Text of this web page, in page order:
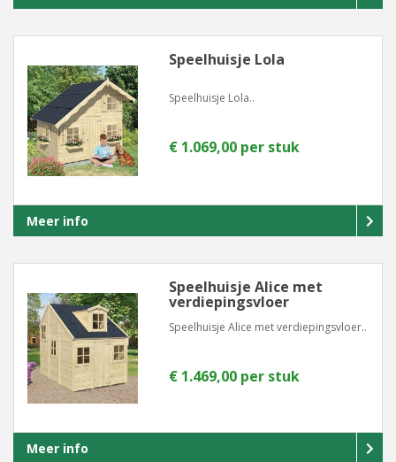
Speelhuisje Lola
Speelhuisje Lola..
€ 1.069,00 per stuk
Meer info
Speelhuisje Alice met
verdiepingsvloer
Speelhuisje Alice met verdiepingsvloer..
€ 1.469,00 per stuk
Meer info